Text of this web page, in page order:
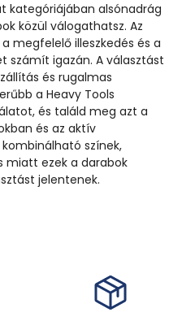
kategóriájában alsónadrág
közül válogathatsz. Az
megfelelő illeszkedés és a
számít igazán. A választást
és rugalmas
a Heavy Tools
és találd meg azt a
és az aktív
színek,
miatt ezek a darabok
jelentenek.